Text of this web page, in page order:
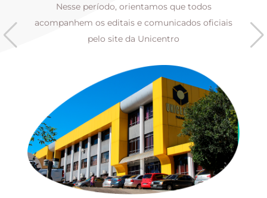
Nesse período, orientamos que todos
acompanhem os editais e comunicados oficiais
pelo site da Unicentro